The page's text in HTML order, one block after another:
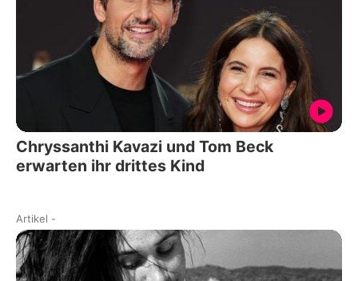
Chryssanthi Kavazi und Tom Beck
erwarten ihr drittes Kind
Artikel -